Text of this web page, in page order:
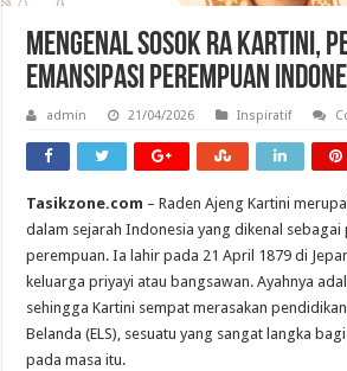
Mengenal Sosok RA Kartini,
Emansipasi Perempuan
admin 21/04/2026 Inspiratif
Tasikzone.com – Raden Ajeng Kartini
dalam sejarah Indonesia yang dikenal
perempuan. Ia lahir pada 21 April 1879 di
keluarga priyayi atau bangsawan. Ayahnya
sehingga Kartini sempat merasakan
Belanda (ELS), sesuatu yang sangat langka
pada masa itu.